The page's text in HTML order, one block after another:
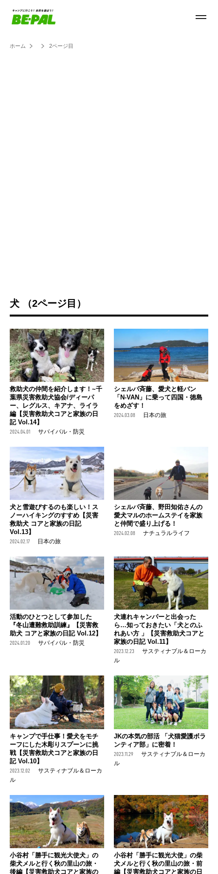
ホーム 2ページ目
犬 （2ページ目）
救助犬の仲間を紹介します！~千
葉県災害救助犬協会/ディーパ
ー、レグルス、キアナ、ライラ
編【災害救助犬コアと家族の日
記 Vol.14】
2024.04.01 サバイバル・防災
シェルパ斉藤、愛犬と軽バン
「N-VAN」に乗って四国・徳島
をめざす！
2024.03.08 日本の旅
犬と雪遊びするのも楽しい！ス
ノーハイキングのすすめ【災害
救助犬 コアと家族の日記
Vol.13】
2024.02.17 日本の旅
シェルパ斉藤、野田知佑さんの
愛犬マルのホームステイを家族
と仲間で盛り上げる！
2024.02.08 ナチュラルライフ
活動のひとつとして参加した
『冬山遭難救助訓練』【災害救
助犬 コアと家族の日記 Vol.12】
2024.01.20 サバイバル・防災
犬連れキャンパーと出会った
ら…知っておきたい「犬とのふ
れあい方 」【災害救助犬コアと
家族の日記 Vol.11】
2023.12.23
サスティナブル＆ローカ
ル
キャンプで手仕事！愛犬をモチ
ーフにした木彫りスプーンに挑
戦【災害救助犬コアと家族の日
記 Vol.10】
2023.12.02
サスティナブル＆ローカ
ル
JKの本気の部活 「犬猫愛護ボラ
ンティア部」に密着！
2023.11.29
サスティナブル＆ローカ
ル
小谷村「勝手に観光大使犬」の
柴犬メルと行く秋の里山の旅・
後編【災害救助犬コアと家族の
小谷村「勝手に観光大使」の柴
犬メルと行く秋の里山の旅・前
編【災害救助犬コアと家族の日